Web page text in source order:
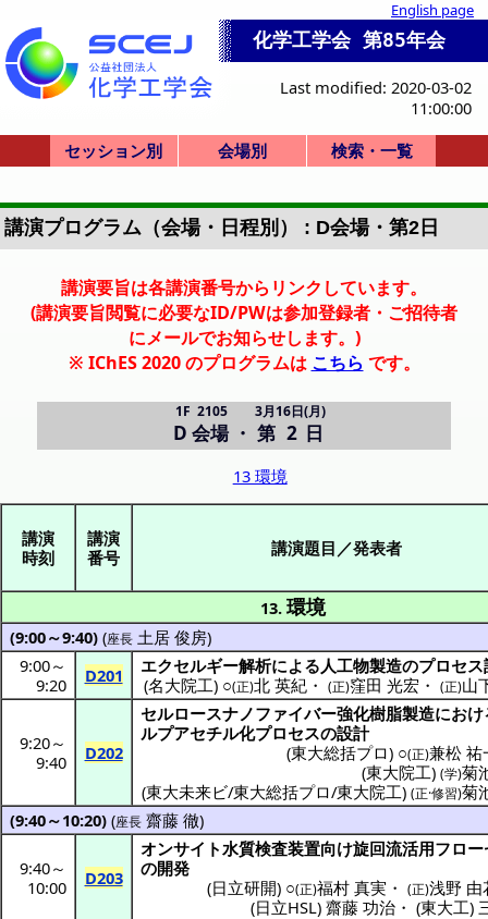
English page
化学工学会 第85年会
Last modified: 2020-03-02
11:00:00
セッション別
ー)
ム
他
会場別
検索・一覧
講演プログラム（会場・日程別） : D会場・第2日
講演要旨は各講演番号からリンクしています。
(講演要旨閲覧に必要なID/PWは参加登録者・ご招待者
にメールでお知らせします。)
※ IChES 2020 のプログラムは こちら です。
D 会場
1F 2105
・ 第 2 日
3月16日(月)
13 環境
講演
時刻
講演
番号
講演題目／発表者
13. 環境
(9:00～9:40) (座長 土居 俊房)
9:00～
9:20
D201 エクセルギー解析による 人工物製造のプロセス
(名大院工) ○(正)北 英紀・ (正)窪田 光宏 ・ (正)山
9:20～
9:40
D202
セルロースナノファイバー強化樹脂製造におけ
ルプアセチル化プロセスの設計
(東大総括プロ) ○(正)兼松 祐
(東大院工) (学)菊
(東大未来ビ/東大総括プロ/東大院工) (正·修習)菊
(9:40～10:20) (座長 齋藤 徹)
9:40～
10:00
D203
オンサイト水質検査装置向け旋回流活用フロ
の開発
(日立研開) ○(正)福村 真実・ (正)浅野 由
(日立HSL) 齋藤 功治・ (東大工)